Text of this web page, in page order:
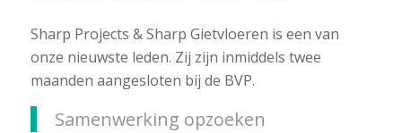
Sharp Projects & Sharp Gietvloeren is een van
onze nieuwste leden. Zij zijn inmiddels twee
maanden aangesloten bij de BVP.
Samenwerking opzoeken